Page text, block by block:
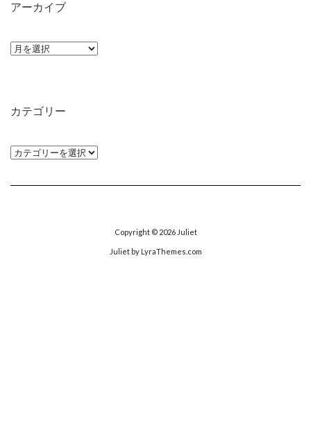
アーカイブ
ア
ブ
カテゴリー
カ
ゴ
Copyright © 2026 Juliet
Julietby LyraThemes.com